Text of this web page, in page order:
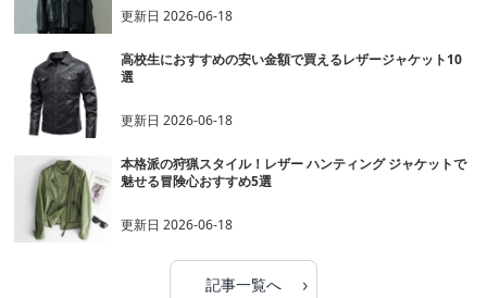
更新日2026-06-18
高校生におすすめの安い金額で買えるレザージャケット10
選
更新日2026-06-18
本格派の狩猟スタイル！レザー ハンティング ジャケットで
魅せる冒険心おすすめ5選
更新日2026-06-18
記事一覧へ ›